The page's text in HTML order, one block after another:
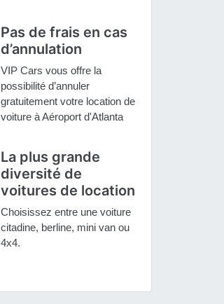
Pas de frais en cas
d’annulation
VIP Cars vous offre la
possibilité d’annuler
gratuitement votre location de
voiture à Aéroport d'Atlanta
La plus grande
diversité de
voitures de location
Choisissez entre une voiture
citadine, berline, mini van ou
4x4.